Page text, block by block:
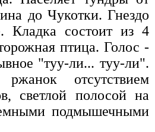
до Чукотки. Гнездо
Кладка состоит из 4
птица. Голос -
"туу-ли... туу-ли".
отсутствием
светлой полосой на
подмышечными